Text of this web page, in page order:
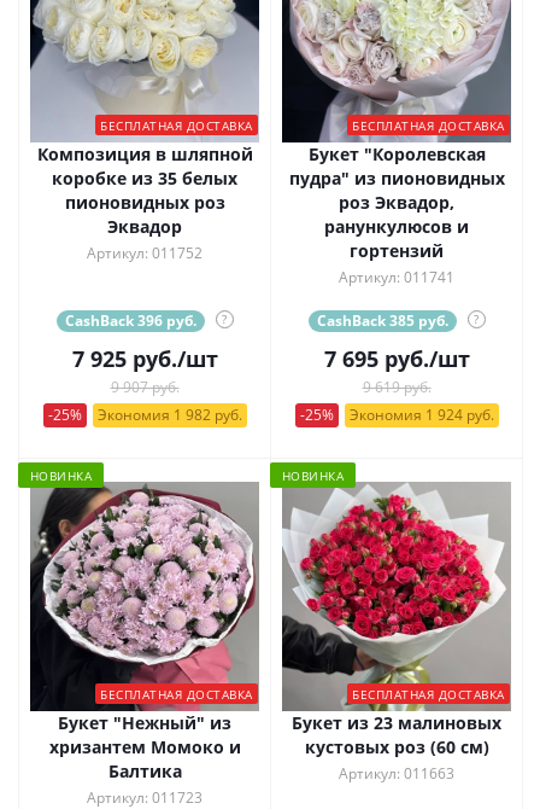
БЕСПЛАТНАЯ ДОСТАВКА
Композиция в шляпной
коробке из 35 белых
пионовидных роз
Эквадор
Артикул: 011752
CashBack 396 руб. ?
7 925руб./шт
9 907 руб.
-25%
Экономия 1 982 руб.
БЕСПЛАТНАЯ ДОСТАВКА
Букет "Королевская
пудра" из пионовидных
роз Эквадор,
ранункулюсов и
гортензий
Артикул: 011741
CashBack 385 руб. ?
7 695руб./шт
9 619 руб.
-25%
Экономия 1 924 руб.
НОВИНКА
БЕСПЛАТНАЯ ДОСТАВКА
Букет "Нежный" из
хризантем Момоко и
Балтика
Артикул: 011723
НОВИНКА
БЕСПЛАТНАЯ ДОСТАВКА
Букет из 23 малиновых
кустовых роз (60 см)
Артикул: 011663